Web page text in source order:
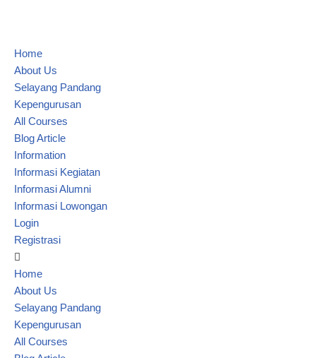
ke
konten
Home
About Us
Selayang Pandang
Kepengurusan
All Courses
Blog Article
Information
Informasi Kegiatan
Informasi Alumni
Informasi Lowongan
Login
Registrasi
Home
About Us
Selayang Pandang
Kepengurusan
All Courses